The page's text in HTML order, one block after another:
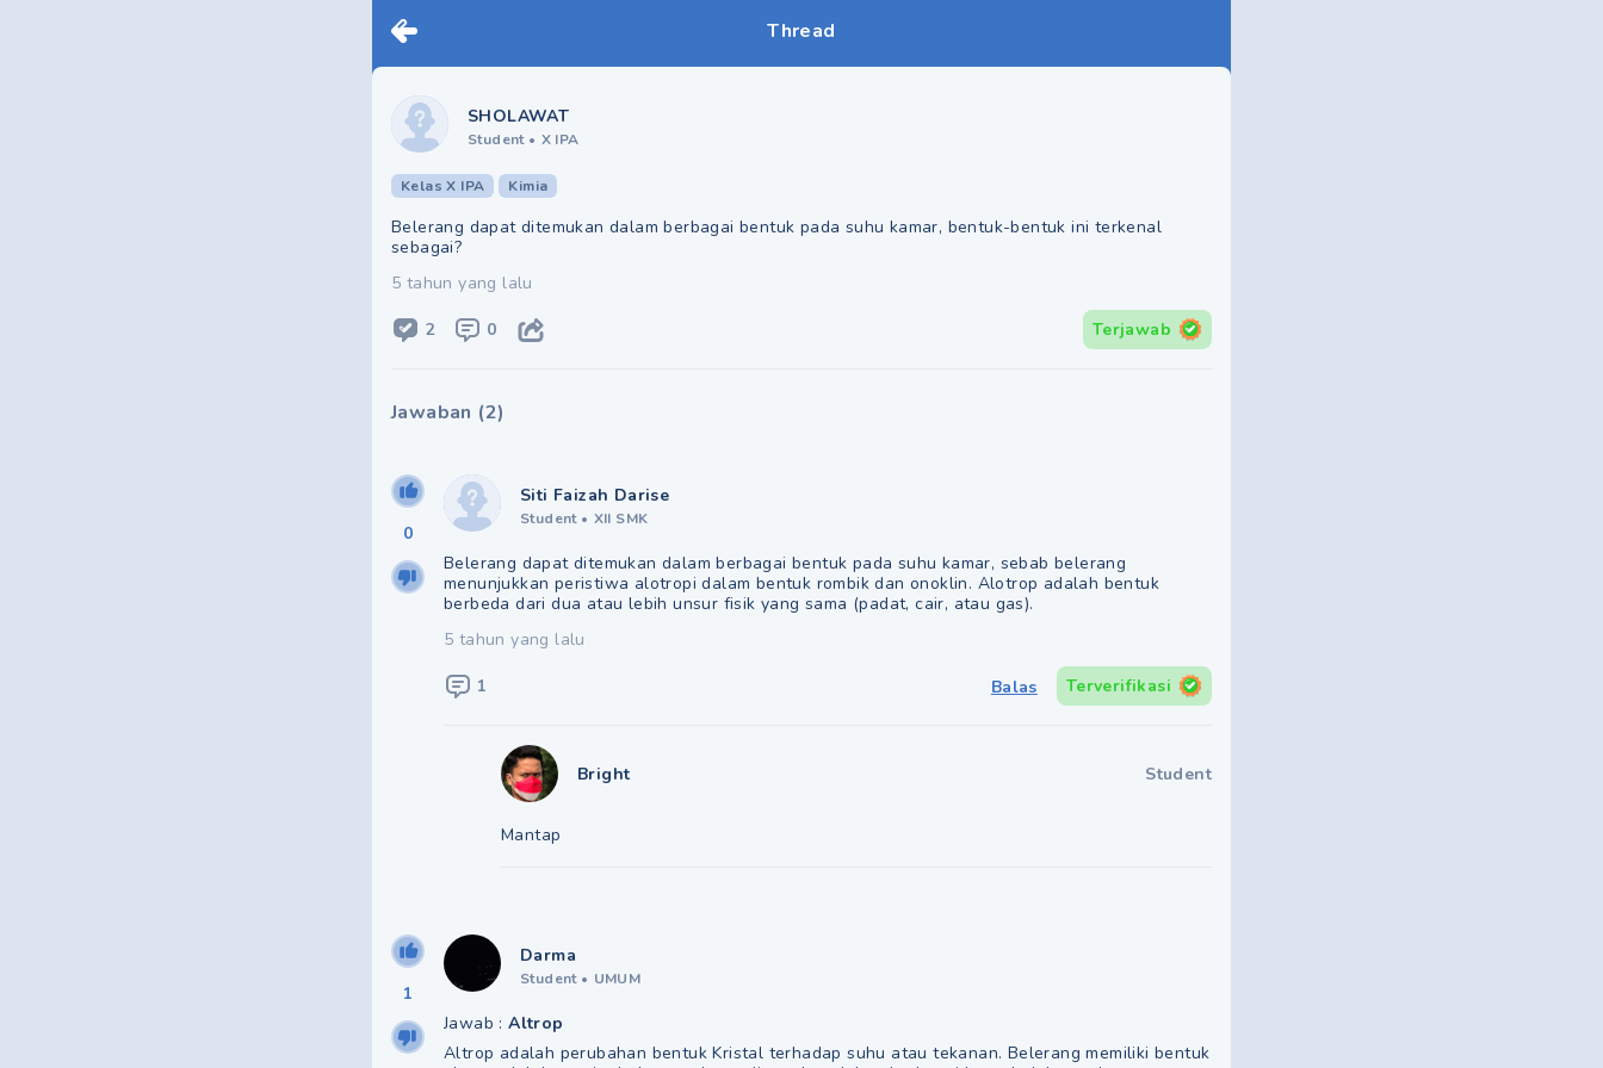
Thread
SHOLAWAT
Student • X IPA
Kelas X IPA Kimia
Belerang dapat ditemukan dalam berbagai bentuk pada suhu kamar, bentuk-bentuk ini terkenal
sebagai?
5 tahun yang lalu
2 0 Terjawab
Jawaban (2)
0
Siti Faizah Darise
Student • XII SMK
Belerang dapat ditemukan dalam berbagai bentuk pada suhu kamar, sebab belerang
menunjukkan peristiwa alotropi dalam bentuk rombik dan onoklin. Alotrop adalah bentuk
berbeda dari dua atau lebih unsur fisik yang sama (padat, cair, atau gas).
5 tahun yang lalu
1 Balas Terverifikasi
Bright Student
Mantap
1
Darma
Student • UMUM
Jawab :Altrop
Altrop adalah perubahan bentuk Kristal terhadap suhu atau tekanan. Belerang memiliki bentuk